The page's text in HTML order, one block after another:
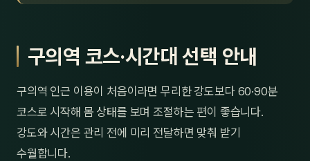
구의역 코스·시간대 선택 안내
구의역 인근 이용이 처음이라면 무리한 강도보다 60·90분
코스로 시작해 몸 상태를 보며 조절하는 편이 좋습니다.
강도와 시간은 관리 전에 미리 전달하면 맞춰 받기
수월합니다.